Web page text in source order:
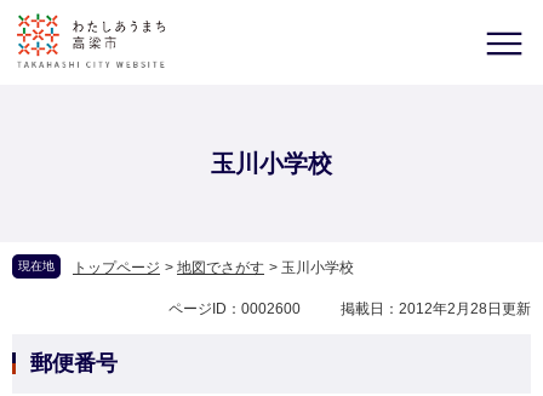
玉川小学校
現在地 トップページ > 地図でさがす > 玉川小学校
ページID：0002600 掲載日：2012年2月28日更新
郵便番号